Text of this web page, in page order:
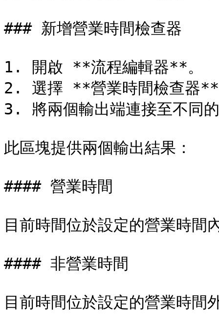
### 新增營業時間檢查器
1. 開啟 **流程編輯器**。
2. 選擇 **營業時間檢查器
3. 將兩個輸出端連接至不同
此區塊提供兩個輸出結果：
#### 營業時間
目前時間位於設定的營業時間
#### 非營業時間